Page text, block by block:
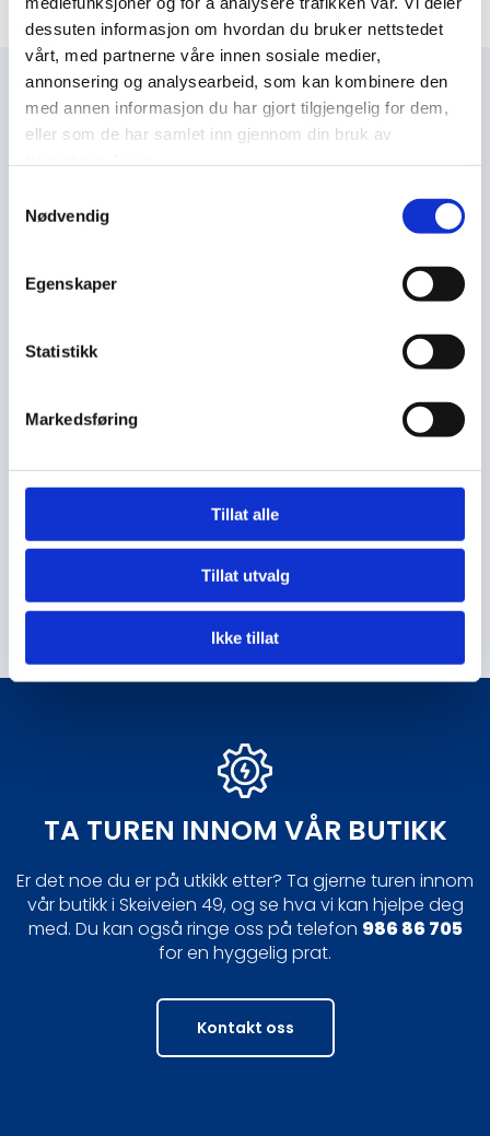
dessuten informasjon om hvordan du bruker nettstedet
vårt, med partnerne våre innen sosiale medier,
annonsering og analysearbeid, som kan kombinere den
med annen informasjon du har gjort tilgjengelig for dem,
eller som de har samlet inn gjennom din bruk av
Nødvendig
Egenskaper
Statistikk
Markedsføring
Tillat alle
Tillat utvalg
Ikke tillat
BILDEGALLERI
Surnadal Sparebank (2009)
TA TUREN INNOM VÅR BUTIKK
Er det noe du er på utkikk etter? Ta gjerne turen innom
vår butikk i Skeiveien 49, og se hva vi kan hjelpe deg
med. Du kan også ringe oss på telefon 986 86 705
for en hyggelig prat.
Kontakt oss